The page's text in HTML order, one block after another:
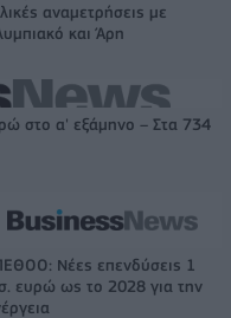
αναμετρήσεις με
και Άρη
στο α' εξάμηνο – Στα 734
Νέες επενδύσεις 1
ευρώ ως το 2028 για την